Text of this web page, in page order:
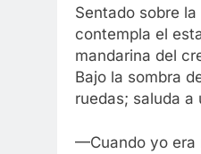
Sentado sobre
contempla el
mandarina del
Bajo la sombra
ruedas; saluda
—Cuando yo era